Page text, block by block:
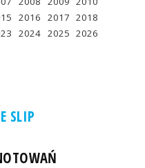
2016 2017 2018
2024 2025 2026
SLIP